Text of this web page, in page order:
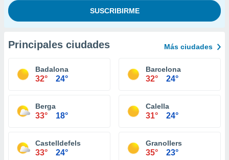
Principales ciudades Más ciudades
Badalona
32° 24°
Barcelona
32° 24°
Berga
33° 18°
Calella
31° 24°
Castelldefels
33° 24°
Granollers
35° 23°